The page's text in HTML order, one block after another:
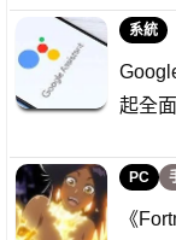
系統
起全
PC
《